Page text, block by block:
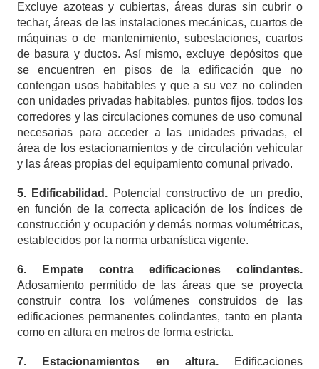
Excluye azoteas y cubiertas, áreas duras sin cubrir o
techar, áreas de las instalaciones mecánicas, cuartos de
máquinas o de mantenimiento, subestaciones, cuartos
de basura y ductos. Así mismo, excluye depósitos que
se encuentren en pisos de la edificación que no
contengan usos habitables y que a su vez no colinden
con unidades privadas habitables, puntos fijos, todos los
corredores y las circulaciones comunes de uso comunal
necesarias para acceder a las unidades privadas, el
área de los estacionamientos y de circulación vehicular
y las áreas propias del equipamiento comunal privado.
5. Edificabilidad. Potencial constructivo de un predio,
en función de la correcta aplicación de los índices de
construcción y ocupación y demás normas volumétricas,
establecidos por la norma urbanística vigente.
6. Empate contra edificaciones colindantes.
Adosamiento permitido de las áreas que se proyecta
construir contra los volúmenes construidos de las
edificaciones permanentes colindantes, tanto en planta
como en altura en metros de forma estricta.
7. Estacionamientos en altura.
Edificaciones